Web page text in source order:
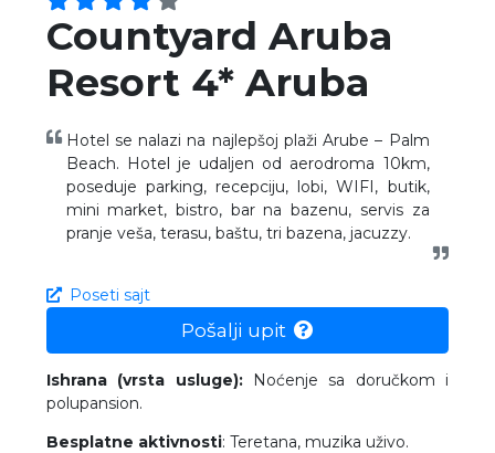
Countyard Aruba
Resort 4* Aruba
Hotel se nalazi na najlepšoj plaži Arube – Palm
Beach. Hotel je udaljen od aerodroma 10km,
poseduje parking, recepciju, lobi, WIFI, butik,
mini market, bistro, bar na bazenu, servis za
pranje veša, terasu, baštu, tri bazena, jacuzzy.
Poseti sajt
Pošalji upit
Ishrana (vrsta usluge):Noćenje sa doručkom i
polupansion.
Besplatne aktivnosti: Teretana, muzika uživo.